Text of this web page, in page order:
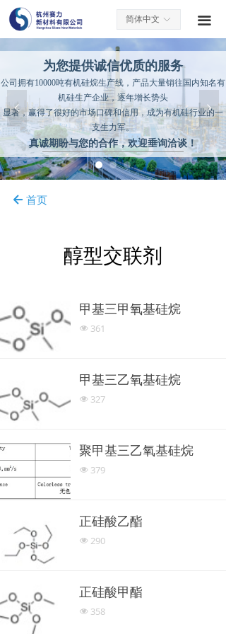
끀
ꀅ
简体中文
为您提供诚信优质的服务
公司拥有10000吨有机硅烷生产线，产品大量销往国内知名有
机硅生产企业，逐年增长势头
显著，赢得了很好的市场口碑和信用，成为有机硅行业的一
支生力军。
真诚期盼与您的合作，欢迎垂询洽谈！
넳 넲
녔 首页
醇型交联剂
甲基三甲氧基硅烷
넶 361
甲基三乙氧基硅烷
넶 327
正硅酸甲酯
넶 358
正硅酸乙酯
넶 290
聚甲基三乙氧基硅烷
넶 379